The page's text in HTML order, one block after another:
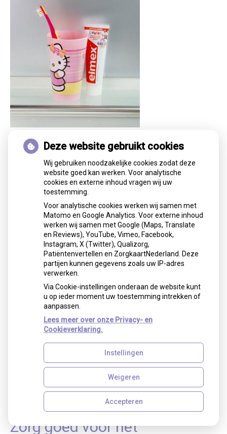
Basisadvies Fluoride
0 en 1 jaar
Vanaf het doorbreken van het eerste tandje: 1x
per dag poetsen met fluoride-
peutertandpasta.
2, 3 en 4 jaar
2x per dag poetsen met fluoride-
peutertandpasta.
5 jaar en ouder
2x per dag poetsen met fluoridetandpasta
voor volwassenen. Je kunt ook tandpasta
gebruiken waarop staat 'kinder' of 'junior'. Kijk
dan altijd naar de leeftijd die hierbij wordt
aangegeven (bijvoorbeeld 5-12 jaar). Als je
twijfelt, raadpleeg dan je tandarts of
mondhygiënist.
Raadpleeg voor alle andere vormen van
fluoridegebruik je tandarts of mondhygiënist.
Zorg goed voor het
Deze website gebruikt cookies
Wij gebruiken noodzakelijke cookies zodat deze
website goed kan werken. Voor analytische
cookies en externe inhoud vragen wij uw
toestemming.
Voor analytische cookies werken wij samen met
Matomo en Google Analytics. Voor externe inhoud
werken wij samen met Google (Maps, Translate
en Reviews), YouTube, Vimeo, Facebook,
Instagram, X (Twitter), Qualizorg,
Patiëntenvertellen en ZorgkaartNederland. Deze
partijen kunnen gegevens zoals uw IP-adres
verwerken.
Via Cookie-instellingen onderaan de website kunt
u op ieder moment uw toestemming intrekken of
aanpassen.
Lees meer over onze Privacy- en
Cookieverklaring.
Instellingen
Weigeren
Accepteren